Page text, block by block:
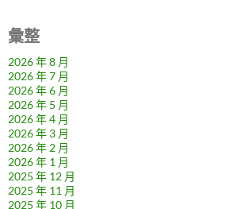
彙整
2026 年 8 月
2026 年 7 月
2026 年 6 月
2026 年 5 月
2026 年 4 月
2026 年 3 月
2026 年 2 月
2026 年 1 月
2025 年 12 月
2025 年 11 月
2025 年 10 月